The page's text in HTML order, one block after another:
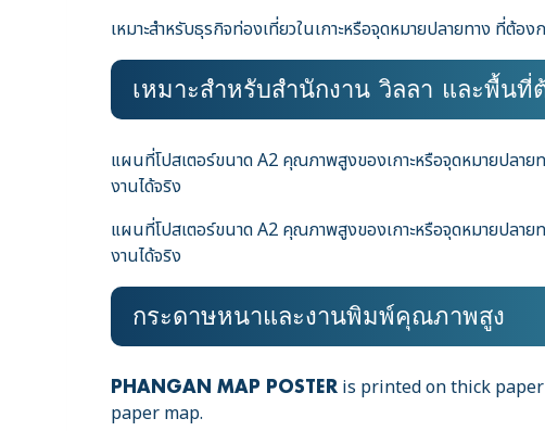
เหมาะสำหรับธุรกิจท่องเที่ยวในเกาะหรือจุดหมายปลายทาง ที่ต้
เหมาะสำหรับสำนักงาน วิลลา และพื้นที่
แผนที่โปสเตอร์ขนาด A2 คุณภาพสูงของเกาะหรือจุดหมายปลา
งานได้จริง
แผนที่โปสเตอร์ขนาด A2 คุณภาพสูงของเกาะหรือจุดหมายปลา
งานได้จริง
กระดาษหนาและงานพิมพ์คุณภาพสูง
PHANGAN MAP POSTER is printed on thick
paper map.